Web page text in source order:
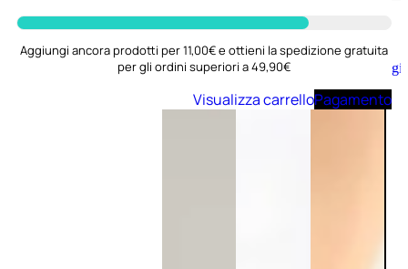
DonnaUomo
Aggiungi
carrello
Aggiungi ancora prodotti per 11,00€ e ottieni la spedizione gratuita
per gli ordini superiori a 49,90€
Visualizza carrelloPagamento